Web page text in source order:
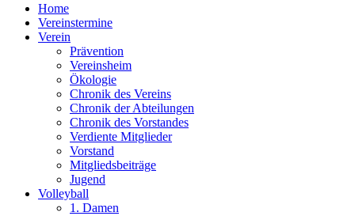
Home
Vereinstermine
Verein
Prävention
Vereinsheim
Ökologie
Chronik des Vereins
Chronik der Abteilungen
Chronik des Vorstandes
Verdiente Mitglieder
Vorstand
Mitgliedsbeiträge
Jugend
Volleyball
1. Damen